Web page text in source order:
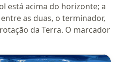
está acima do horizonte; a
as duas, o terminador,
da Terra. O marcador